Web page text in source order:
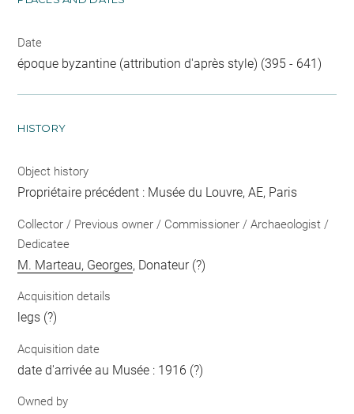
Date
époque byzantine (attribution d'après style) (395 - 641)
HISTORY
Object history
Propriétaire précédent : Musée du Louvre, AE, Paris
Collector / Previous owner / Commissioner / Archaeologist /
Dedicatee
M. Marteau, Georges, Donateur (?)
Acquisition details
legs (?)
Acquisition date
date d'arrivée au Musée : 1916 (?)
Owned by